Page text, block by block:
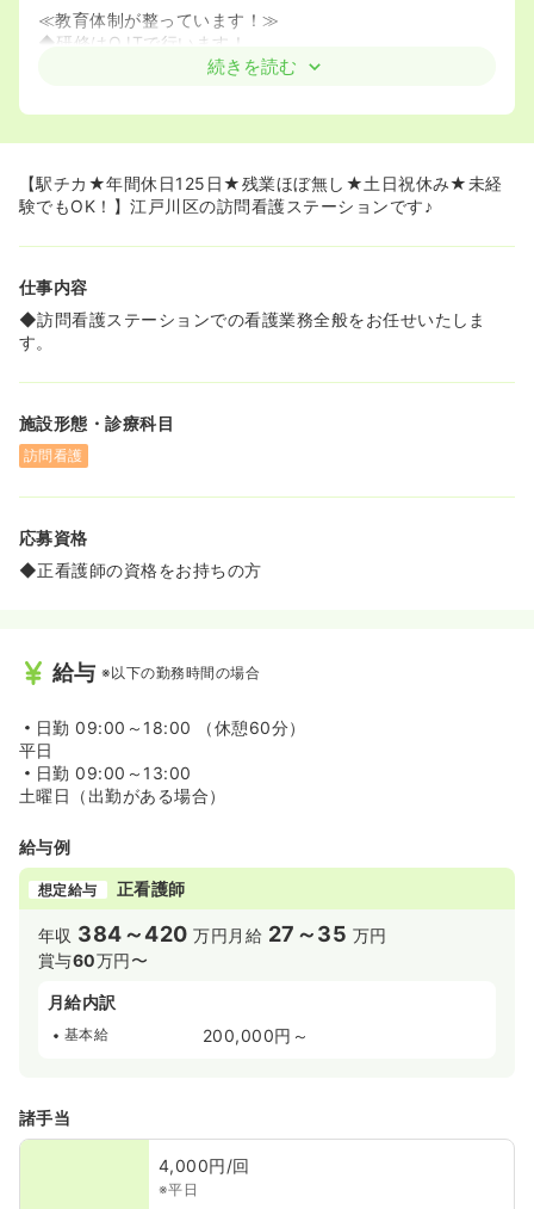
≪教育体制が整っています！≫
◆研修はOJTで行います！
何かあったら所長に相談もしくは社用携帯で他スタッフに
◆独り立ちまでは皆さん3ヶ月くらいで、人によって最初
続きを読む
【駅チカ★年間休日125日★残業ほぼ無し★土日祝休み★未経
験でもOK！】江戸川区の訪問看護ステーションです♪
仕事内容
◆訪問看護ステーションでの看護業務全般をお任せいたしま
す。
施設形態・診療科目
訪問看護
応募資格
◆正看護師の資格をお持ちの方
給与 ※以下の勤務時間の場合
日勤 09:00～18:00 （休憩60分）
平日
日勤 09:00～13:00
土曜日（出勤がある場合）
給与例
想定給与 正看護師
年収 384～420 万円 月給 27～35 万円
賞与60万円〜
月給内訳
基本給 200,000円～
諸手当
4,000円/回
※平日